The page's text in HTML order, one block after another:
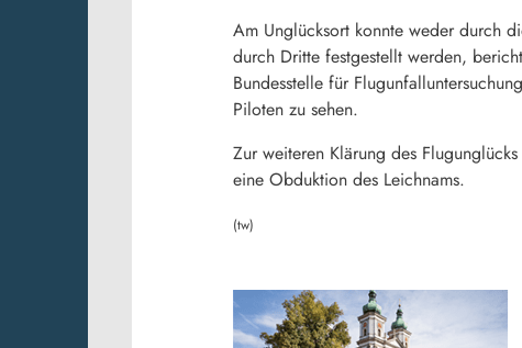
Am Unglücksort konnte weder durch
durch Dritte festgestellt werden,
Bundesstelle für
Piloten zu sehen.
Zur weiteren Klärung des
eine Obduktion des Leichnams.
(tw)